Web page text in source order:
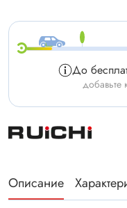
До
добавьте
Описание